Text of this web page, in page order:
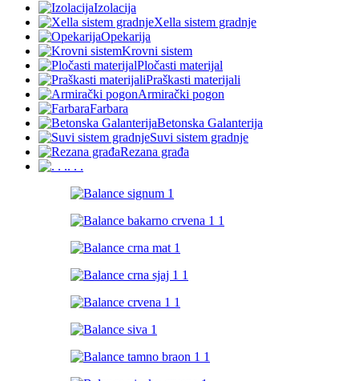
Izolacija
Xella sistem gradnje
Opekarija
Krovni sistem
Pločasti materijal
Praškasti materijali
Armirački pogon
Farbara
Betonska Galanterija
Suvi sistem gradnje
Rezana građa
. . .